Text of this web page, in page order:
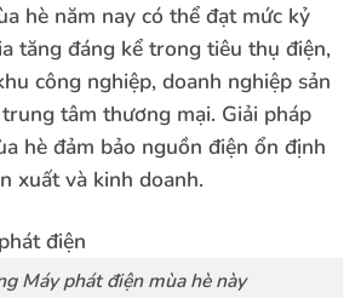
hè năm nay có thể đạt mức kỷ
tăng đáng kể trong tiêu thụ điện,
công nghiệp, doanh nghiệp sản
tâm thương mại. Giải pháp
hè đảm bảo nguồn điện ổn định
xuất và kinh doanh.
Máy phát điện mùa hè này